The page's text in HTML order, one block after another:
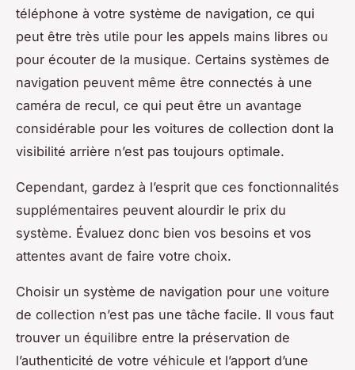
téléphone à votre système de navigation, ce qui
peut être très utile pour les appels mains libres ou
pour écouter de la musique. Certains systèmes de
navigation peuvent même être connectés à une
caméra de recul, ce qui peut être un avantage
considérable pour les voitures de collection dont la
visibilité arrière n’est pas toujours optimale.
Cependant, gardez à l’esprit que ces fonctionnalités
supplémentaires peuvent alourdir le prix du
système. Évaluez donc bien vos besoins et vos
attentes avant de faire votre choix.
Choisir un système de navigation pour une voiture
de collection n’est pas une tâche facile. Il vous faut
trouver un équilibre entre la préservation de
l’authenticité de votre véhicule et l’apport d’une